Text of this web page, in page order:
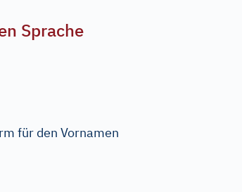
Sprache
für den Vornamen